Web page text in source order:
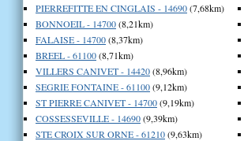
PIERREFITTE EN CINGLAIS - 14690(7,68km)
BONNOEIL - 14700(8,21km)
FALAISE - 14700(8,37km)
BREEL - 61100(8,71km)
VILLERS CANIVET - 14420(8,96km)
SEGRIE FONTAINE - 61100(9,12km)
ST PIERRE CANIVET - 14700(9,19km)
COSSESSEVILLE - 14690(9,39km)
STE CROIX SUR ORNE - 61210(9,63km)